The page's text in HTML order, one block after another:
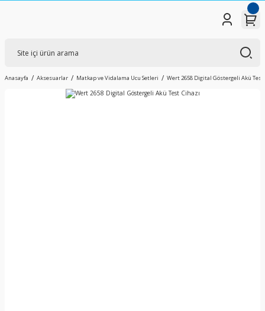
Anasayfa Aksesuarlar Matkap ve Vidalama Ucu Setleri Wert 2658 Digital Göstergeli Akü Test